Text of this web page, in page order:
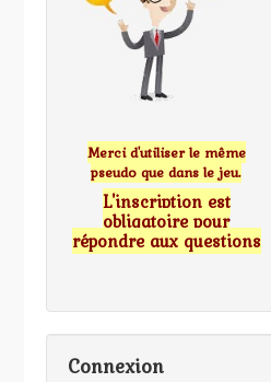
Merci d'utiliser le même
pseudo que dans le jeu.
L'inscription est
obligatoire pour
répondre aux questions
Connexion